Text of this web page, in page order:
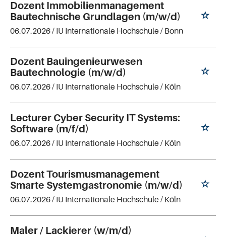
Dozent Immobilienmanagement
Bautechnische Grundlagen (m/w/d)
06.07.2026 / IU Internationale Hochschule/ Bonn
Dozent Bauingenieurwesen
Bautechnologie (m/w/d)
06.07.2026 / IU Internationale Hochschule/ Köln
Lecturer Cyber Security IT Systems:
Software (m/f/d)
06.07.2026 / IU Internationale Hochschule/ Köln
Dozent Tourismusmanagement
Smarte Systemgastronomie (m/w/d)
06.07.2026 / IU Internationale Hochschule/ Köln
Maler / Lackierer (w/m/d)